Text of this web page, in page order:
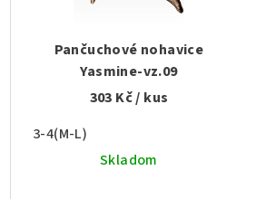
d
d
Pančuchové nohavice
Yasmine-vz.09
303 Kč/ kus
3-4(M-L)
Skladom